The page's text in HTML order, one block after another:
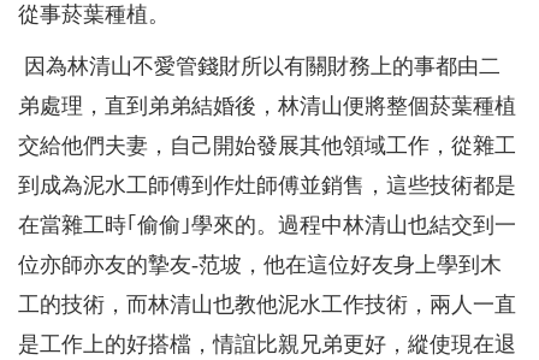
從事菸葉種植。
因為林清山不愛管錢財所以有關財務上的事都由二
弟處理，直到弟弟結婚後，林清山便將整個菸葉種植
交給他們夫妻，自己開始發展其他領域工作，從雜工
到成為泥水工師傅到作灶師傅並銷售，這些技術都是
在當雜工時｢偷偷｣學來的。過程中林清山也結交到一
位亦師亦友的摯友-范坡，他在這位好友身上學到木
工的技術，而林清山也教他泥水工作技術，兩人一直
是工作上的好搭檔，情誼比親兄弟更好，縱使現在退